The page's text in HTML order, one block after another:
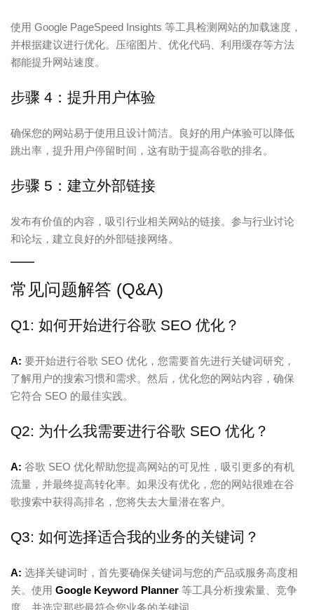
使用 Google PageSpeed Insights 等工具检测网站的加载速度，
并根据建议进行优化。压缩图片、优化代码、利用缓存等方法
都能提升网站速度。
步骤 4：提升用户体验
确保您的网站易于使用且设计简洁。良好的用户体验可以降低
跳出率，提升用户停留时间，这有助于提高谷歌的排名。
步骤 5：建立外部链接
发布有价值的内容，吸引行业相关网站的链接。参与行业讨论
和论坛，建立良好的外部链接网络。
常见问题解答 (Q&A)
Q1: 如何开始进行谷歌 SEO 优化？
A: 要开始进行谷歌 SEO 优化，您需要首先进行关键词研究，
了解用户的搜索习惯和需求。然后，优化您的网站内容，确保
它符合 SEO 的最佳实践。
Q2: 为什么我需要进行谷歌 SEO 优化？
A: 谷歌 SEO 优化帮助您提高网站的可见性，吸引更多的有机
流量，并最终提高转化率。如果没有优化，您的网站很难在谷
歌搜索中获得高排名，您将失去大量潜在客户。
Q3: 如何选择适合我的业务的关键词？
A: 选择关键词时，首先要确保关键词与您的产品或服务高度相
关。使用 Google Keyword Planner 等工具分析搜索量、竞争
度，并选定那些最符合您业务的关键词。